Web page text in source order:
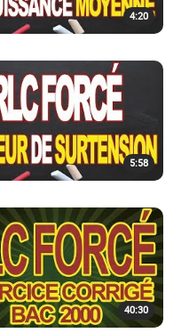
4:20
5:58
40:30